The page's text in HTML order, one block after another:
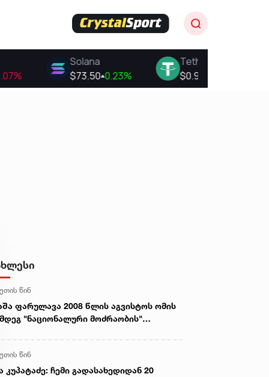
წინ
ფარულავა 2008 წლის აგვისტოს ომის
"ნაციონალური მოძრაობის"
ქვეყნის ღირსებას და ტერიტორიულ
ყველა ასპარეზზე
წინ
კუპატაძე: ჩემი გადასახედიდან 20